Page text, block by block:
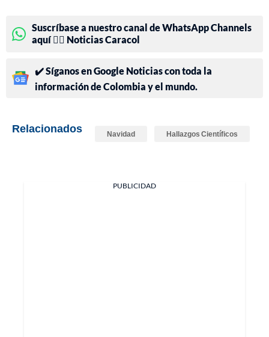
Suscríbase a nuestro canal de WhatsApp Channels
aquí 👉🏻 Noticias Caracol
✔️ Síganos en Google Noticias con toda la
información de Colombia y el mundo.
Relacionados Navidad Hallazgos Científicos
PUBLICIDAD